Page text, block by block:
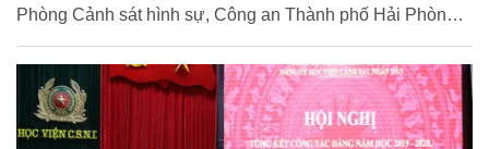
Phòng Cảnh sát hình sự, Công an Thành phố Hải Phòng
tỉnh Quảng Bình.